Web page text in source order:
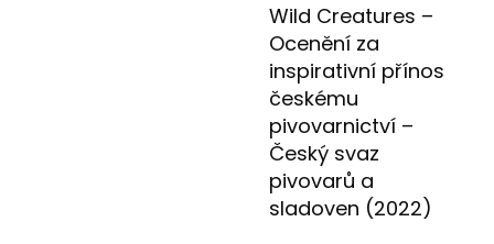
Wild Creatures –
Ocenění za
inspirativní přínos
českému
pivovarnictví –
Český svaz
pivovarů a
sladoven (2022)